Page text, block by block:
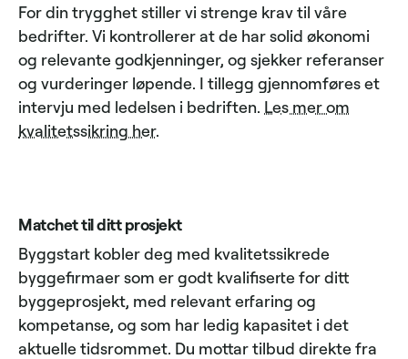
For din trygghet stiller vi strenge krav til våre
bedrifter. Vi kontrollerer at de har solid økonomi
og relevante godkjenninger, og sjekker referanser
og vurderinger løpende. I tillegg gjennomføres et
intervju med ledelsen i bedriften. Les mer om
kvalitetssikring her.
Matchet til ditt prosjekt
Byggstart kobler deg med kvalitetssikrede
byggefirmaer som er godt kvalifiserte for ditt
byggeprosjekt, med relevant erfaring og
kompetanse, og som har ledig kapasitet i det
aktuelle tidsrommet. Du mottar tilbud direkte fra